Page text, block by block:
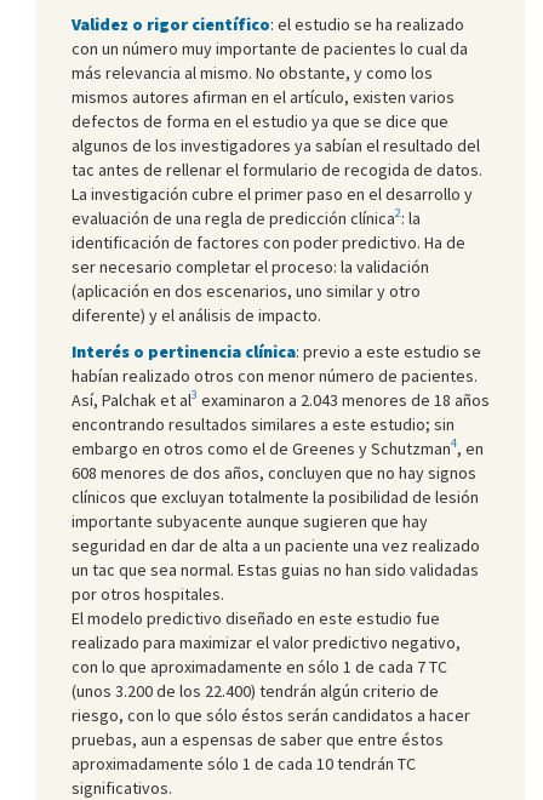
Validez o rigor científico: el estudio se ha realizado
con un número muy importante de pacientes lo cual da
más relevancia al mismo. No obstante, y como los
mismos autores afirman en el artículo, existen varios
defectos de forma en el estudio ya que se dice que
algunos de los investigadores ya sabían el resultado del
tac antes de rellenar el formulario de recogida de datos.
La investigación cubre el primer paso en el desarrollo y
evaluación de una regla de predicción clínica2: la
identificación de factores con poder predictivo. Ha de
ser necesario completar el proceso: la validación
(aplicación en dos escenarios, uno similar y otro
diferente) y el análisis de impacto.
Interés o pertinencia clínica: previo a este estudio se
habían realizado otros con menor número de pacientes.
Así, Palchak et al3 examinaron a 2.043 menores de 18 años
encontrando resultados similares a este estudio; sin
embargo en otros como el de Greenes y Schutzman4, en
608 menores de dos años, concluyen que no hay signos
clínicos que excluyan totalmente la posibilidad de lesión
importante subyacente aunque sugieren que hay
seguridad en dar de alta a un paciente una vez realizado
un tac que sea normal. Estas guias no han sido validadas
por otros hospitales.
El modelo predictivo diseñado en este estudio fue
realizado para maximizar el valor predictivo negativo,
con lo que aproximadamente en sólo 1 de cada 7 TC
(unos 3.200 de los 22.400) tendrán algún criterio de
riesgo, con lo que sólo éstos serán candidatos a hacer
pruebas, aun a espensas de saber que entre éstos
aproximadamente sólo 1 de cada 10 tendrán TC
significativos.